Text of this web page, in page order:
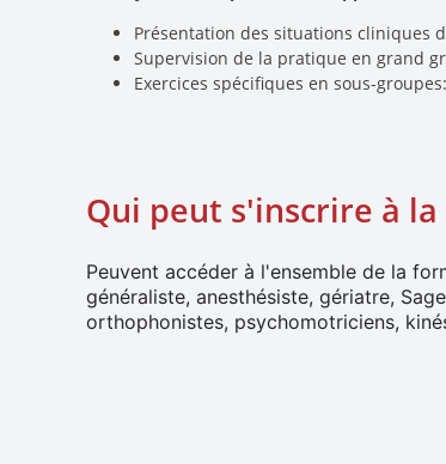
Présentation des situations cliniques
Supervision de la pratique en grand
Exercices spécifiques en sous-
Qui peut s'inscrire à
Peuvent accéder à l'ensemble de la
généraliste, anesthésiste, gériatre,
orthophonistes, psychomotriciens,